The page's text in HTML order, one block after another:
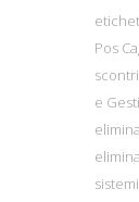
Pos
e